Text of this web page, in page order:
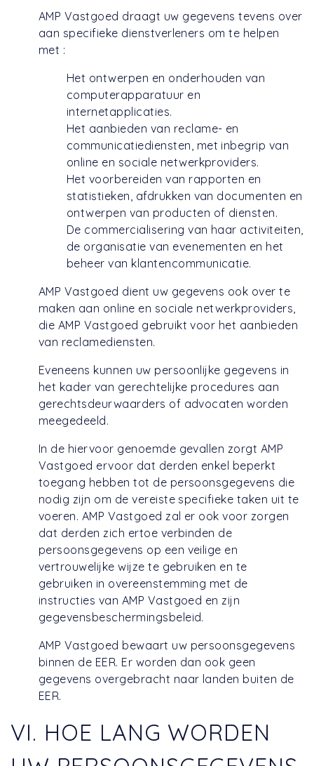
AMP Vastgoed draagt uw gegevens tevens over
aan specifieke dienstverleners om te helpen
met :
Het ontwerpen en onderhouden van
computerapparatuur en
internetapplicaties.
Het aanbieden van reclame- en
communicatiediensten, met inbegrip van
online en sociale netwerkproviders.
Het voorbereiden van rapporten en
statistieken, afdrukken van documenten en
ontwerpen van producten of diensten.
De commercialisering van haar activiteiten,
de organisatie van evenementen en het
beheer van klantencommunicatie.
AMP Vastgoed dient uw gegevens ook over te
maken aan online en sociale netwerkproviders,
die AMP Vastgoed gebruikt voor het aanbieden
van reclamediensten.
Eveneens kunnen uw persoonlijke gegevens in
het kader van gerechtelijke procedures aan
gerechtsdeurwaarders of advocaten worden
meegedeeld.
In de hiervoor genoemde gevallen zorgt AMP
Vastgoed ervoor dat derden enkel beperkt
toegang hebben tot de persoonsgegevens die
nodig zijn om de vereiste specifieke taken uit te
voeren. AMP Vastgoed zal er ook voor zorgen
dat derden zich ertoe verbinden de
persoonsgegevens op een veilige en
vertrouwelijke wijze te gebruiken en te
gebruiken in overeenstemming met de
instructies van AMP Vastgoed en zijn
gegevensbeschermingsbeleid.
AMP Vastgoed bewaart uw persoonsgegevens
binnen de EER. Er worden dan ook geen
gegevens overgebracht naar landen buiten de
EER.
VI. HOE LANG WORDEN